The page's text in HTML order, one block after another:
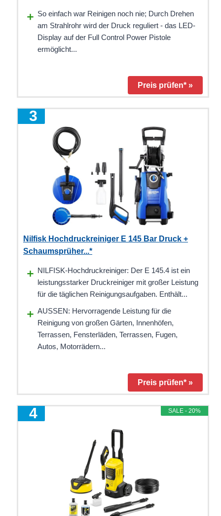
So einfach war Reinigen noch nie; Durch Drehen
am Strahlrohr wird der Druck reguliert - das LED-
Display auf der Full Control Power Pistole
ermöglicht...
Preis prüfen* »
Nilfisk Hochdruckreiniger E 145 Bar Druck +
Schaumsprüher...*
NILFISK-Hochdruckreiniger: Der E 145.4 ist ein
leistungsstarker Druckreiniger mit großer Leistung
für die täglichen Reinigungsaufgaben. Enthält...
AUSSEN: Hervorragende Leistung für die
Reinigung von großen Gärten, Innenhöfen,
Terrassen, Fensterläden, Terrassen, Fugen,
Autos, Motorrädern...
Preis prüfen* »
SALE - 20%